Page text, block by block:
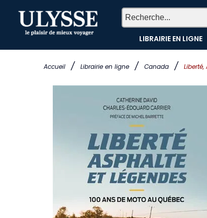
Accueil / Librairie en ligne / Canada /
LIBRAIRIE EN LIGNE